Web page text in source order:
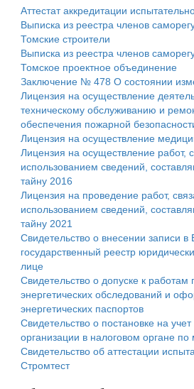
Аттестат аккредитации
Выписка из реестра членов
Томские строители
Выписка из реестра членов
Томское проектное объединение
Заключение № 478 О состоянии
Лицензия на осуществление
техническому обслуживанию и
обеспечения пожарной
Лицензия на осуществление
Лицензия на осуществление работ,
использованием сведений,
тайну 2016
Лицензия на проведение работ,
использованием сведений,
тайну 2021
Свидетельство о внесении записи в
государственный реестр
лице
Свидетельство о допуске к
энергетических обследований и
энергетических паспортов
Свидетельство о постановке на учет
организации в налоговом органе
Свидетельство об аттестации
Стромтест